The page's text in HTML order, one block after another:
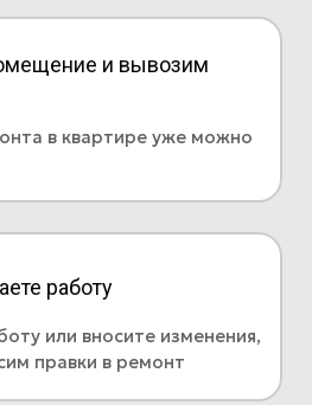
и вывозим
в квартире уже можно
работу
или вносите изменения,
правки в ремонт